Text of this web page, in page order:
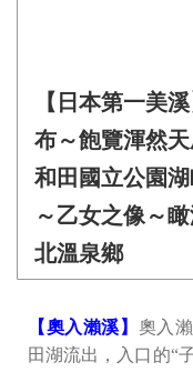
【日本第一美
布～飽覽渾然
和田國立公園
～乙女之像～
北溫泉鄉
【奧入瀨溪】 奧入
田湖流出，入口的“